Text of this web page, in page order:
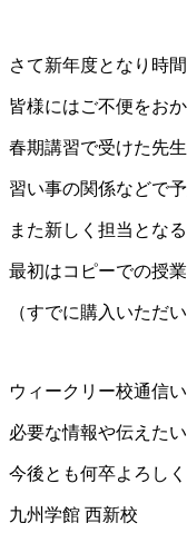
さて新年度となり時
皆様にはご不便をおか
春期講習で受けた先
習い事の関係などで
また新しく担当とな
最初はコピーでの授
（すでに購入いただ
ウィークリー校通信
必要な情報や伝えた
今後とも何卒よろし
九州学館 西新校